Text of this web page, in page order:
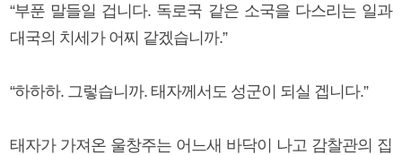
“부푼 말들일 겁니다. 독로국 같은 소국을 다스리는 일과
대국의 치세가 어찌 같겠습니까.”
“하하하. 그렇습니까. 태자께서도 성군이 되실 겝니다.”
태자가 가져온 울창주는 어느새 바닥이 나고 감찰관의 집